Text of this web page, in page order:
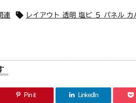
連  レイアウト 透明 塩ビ ５ パネル
Pin it LinkedIn